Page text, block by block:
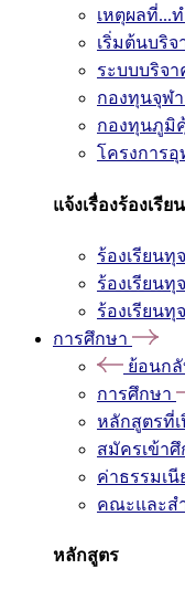
เหตุผลที่...
เริ่มต้นบริจ
ระบบบริจ
กองทุนจุฬ
กองทุนภูมิ
โครงการ
แจ้งเรื่องร้องเรีย
ร้องเรียน
ร้องเรียน
ร้องเรียน
การศึกษา
ย้อนกลั
การศึกษา
หลักสูตรที่
สมัครเข้าศึ
ค่าธรรมเ
คณะและส
หลักสูตร